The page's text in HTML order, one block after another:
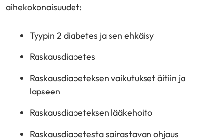
aihekokonaisuudet:
Tyypin 2 diabetes ja sen ehkäisy
Raskausdiabetes
Raskausdiabeteksen vaikutukset äitiin ja
lapseen
Raskausdiabeteksen lääkehoito
Raskausdiabetesta sairastavan ohjaus